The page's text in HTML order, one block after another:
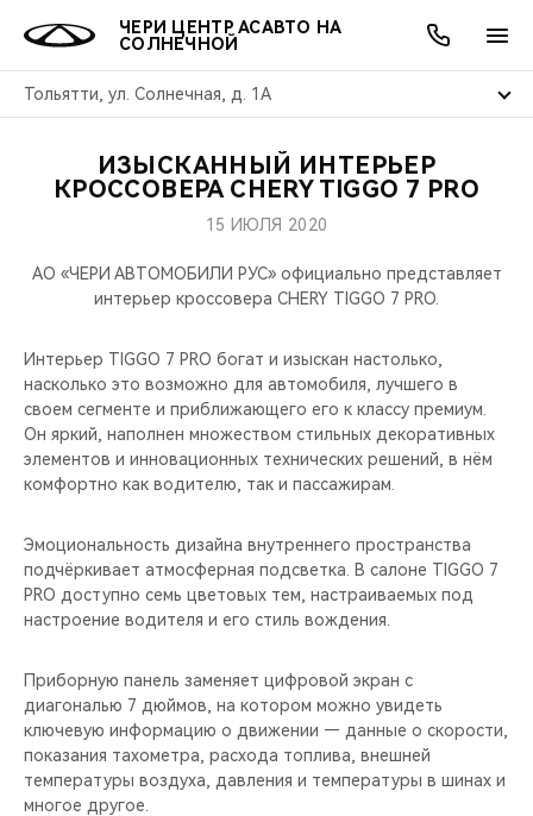
ЧЕРИ ЦЕНТР АСАВТО НА
СОЛНЕЧНОЙ
Тольятти, ул. Солнечная, д. 1А
МОДЕЛИ
КРОССОВЕРЫ
СЕДАНЫ
НОВИНКИ
ПОКУПАТЕЛЯМ
КРЕДИТ И СТРАХОВАНИЕ
ВЛАДЕЛЬЦАМ
ЗАПЧАСТИ И АКСЕССУАРЫ
ПОДДЕРЖКА
CHERY CONNECT
МИР CHERY
О БРЕНДЕ
CHERY В СОЦСЕТЯХ
ЛЮДИ CHERY
БЛАГОТВОРИТЕЛЬНОСТЬ
CHERY REMOTE
CHERY И СПОРТ
ВИДЕООБЗОРЫ
CHERY ДЛЯ ДЕТЕЙ
АКЦИИ
ОНЛАЙН СЕРВИСЫ
О КОМПАНИИ
МЫ В СОЦСЕТЯХ
ИЗЫСКАННЫЙ ИНТЕРЬЕР
КРОССОВЕРА CHERY TIGGO 7 PRO
15 ИЮЛЯ 2020
АО «ЧЕРИ АВТОМОБИЛИ РУС» официально представляет
интерьер кроссовера CHERY TIGGO 7 PRO.
Интерьер TIGGO 7 PRO богат и изыскан настолько,
насколько это возможно для автомобиля, лучшего в
своем сегменте и приближающего его к классу премиум.
Он яркий, наполнен множеством стильных декоративных
элементов и инновационных технических решений, в нём
комфортно как водителю, так и пассажирам.
Эмоциональность дизайна внутреннего пространства
подчёркивает атмосферная подсветка. В салоне TIGGO 7
PRO доступно семь цветовых тем, настраиваемых под
настроение водителя и его стиль вождения.
Приборную панель заменяет цифровой экран с
диагональю 7 дюймов, на котором можно увидеть
ключевую информацию о движении — данные о скорости,
показания тахометра, расхода топлива, внешней
температуры воздуха, давления и температуры в шинах и
многое другое.